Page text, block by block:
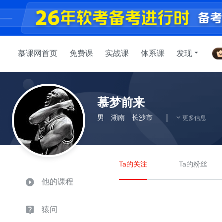
慕课网首页 免费课 实战课 体系课 发现
慕梦前来
男 湖南 长沙市 更多信息
他的课程
猿问
Ta的关注 Ta的粉丝